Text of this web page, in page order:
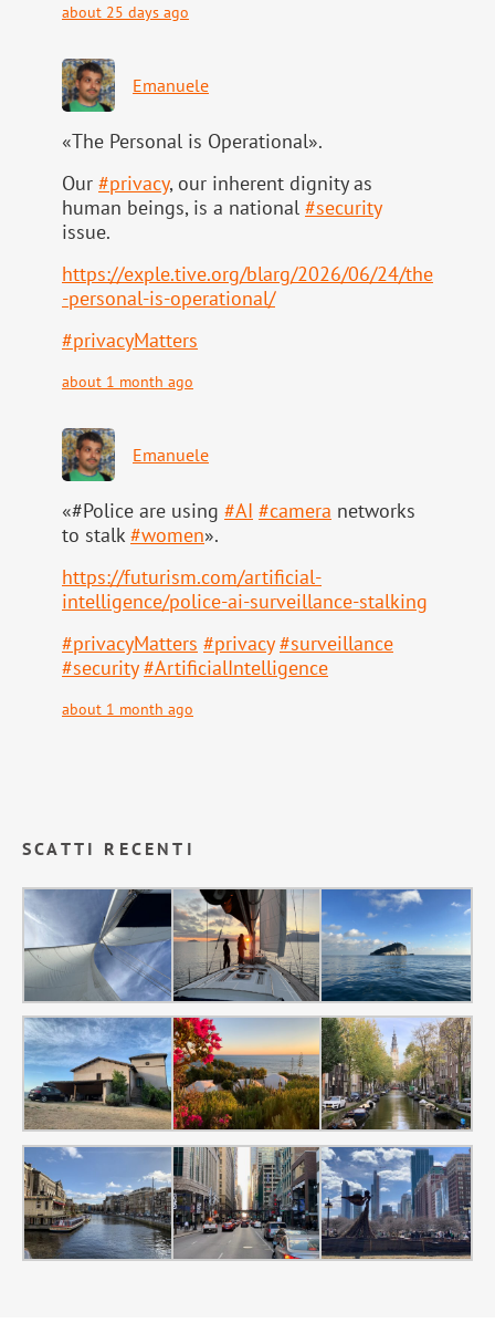
about 25 days ago
Emanuele
«The Personal is Operational».
Our #privacy, our inherent dignity as
human beings, is a national #security
issue.
https://exple.tive.org/blarg/2026/06/24/the
-personal-is-operational/
#privacyMatters
about 1 month ago
Emanuele
«#Police are using #AI #camera networks
to stalk#women».
https://futurism.com/artificial-
intelligence/police-ai-surveillance-stalking
#privacyMatters #privacy #surveillance
#security #ArtificialIntelligence
about 1 month ago
SCATTI RECENTI